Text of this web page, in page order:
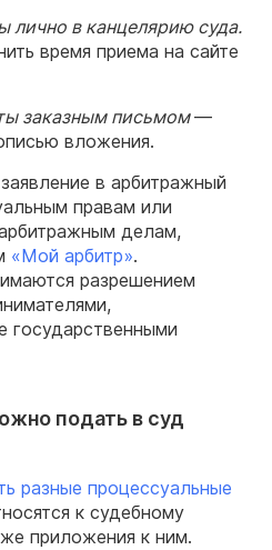
лично в канцелярию суда.
время приема на сайте
заказным письмом—
вложения.
в арбитражный
правам или
делам,
«Мой арбитр».
разрешением
государственными
подать в суд
разные процессуальные
к судебному
приложения к ним.